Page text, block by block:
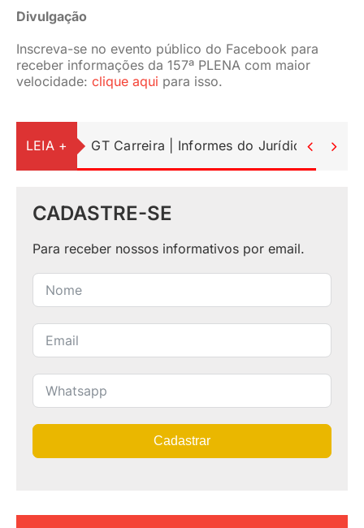
Divulgação
Inscreva-se no evento público do Facebook para
receber informações da 157ª PLENA com maior
velocidade: clique aqui para isso.
LEIA + GT Carreira | Informes do Jurídico 
CADASTRE-SE
Para receber nossos informativos por email.
Cadastrar